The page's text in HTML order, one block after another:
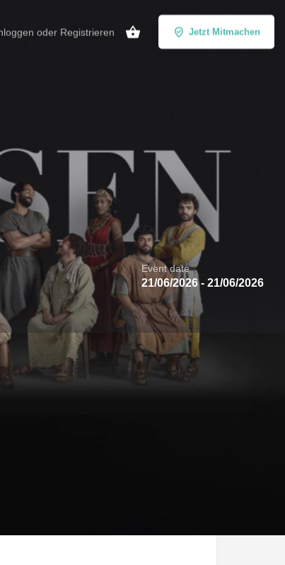
oder Registrieren Jetzt Mitmachen
Event date
21/06/2026 - 21/06/2026